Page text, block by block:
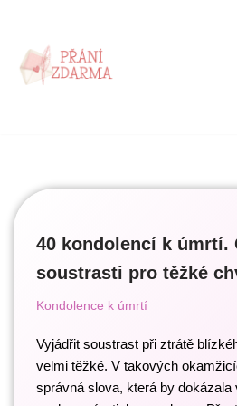
Přeskočit
na
40 kondolencí k úmrtí.
soustrasti pro těžké
Kondolence k úmrtí
Vyjádřit soustrast při ztrátě
velmi těžké. V takových
správná slova, která by dokázala